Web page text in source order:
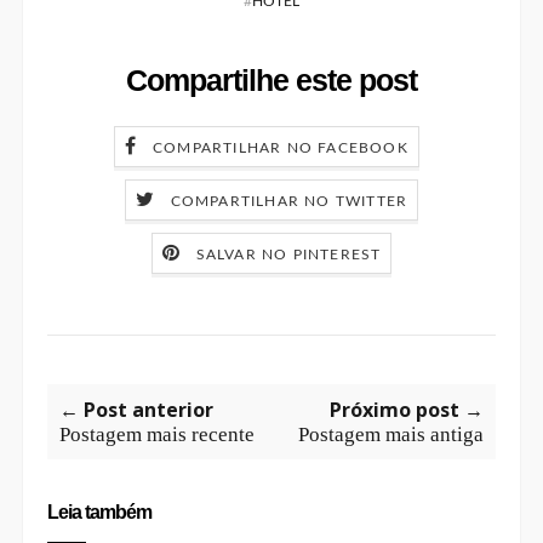
Compartilhe este post
COMPARTILHAR NO FACEBOOK
COMPARTILHAR NO TWITTER
SALVAR NO PINTEREST
← Post anterior
Postagem mais recente
Próximo post →
Postagem mais antiga
Leia também